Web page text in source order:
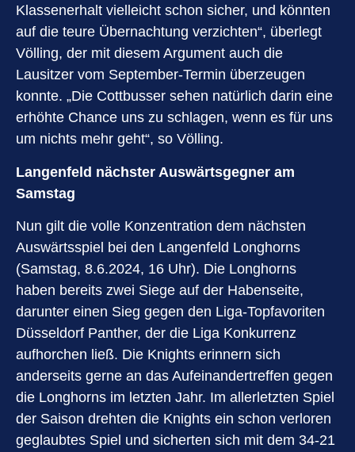
Klassenerhalt vielleicht schon sicher, und könnten
auf die teure Übernachtung verzichten“, überlegt
Völling, der mit diesem Argument auch die
Lausitzer vom September-Termin überzeugen
konnte. „Die Cottbusser sehen natürlich darin eine
erhöhte Chance uns zu schlagen, wenn es für uns
um nichts mehr geht“, so Völling.
Langenfeld nächster Auswärtsgegner am
Samstag
Nun gilt die volle Konzentration dem nächsten
Auswärtsspiel bei den Langenfeld Longhorns
(Samstag, 8.6.2024, 16 Uhr). Die Longhorns
haben bereits zwei Siege auf der Habenseite,
darunter einen Sieg gegen den Liga-Topfavoriten
Düsseldorf Panther, der die Liga Konkurrenz
aufhorchen ließ. Die Knights erinnern sich
anderseits gerne an das Aufeinandertreffen gegen
die Longhorns im letzten Jahr. Im allerletzten Spiel
der Saison drehten die Knights ein schon verloren
geglaubtes Spiel und sicherten sich mit dem 34-21